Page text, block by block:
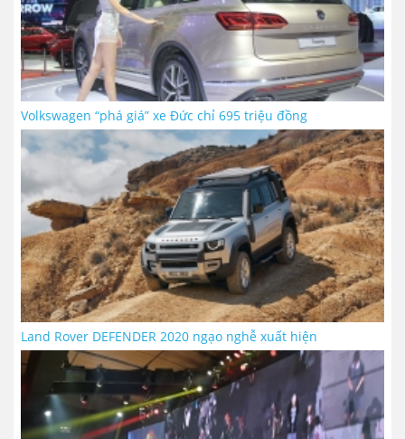
Volkswagen “phá giá” xe Đức chỉ 695 triệu đồng
Land Rover DEFENDER 2020 ngạo nghễ xuất hiện